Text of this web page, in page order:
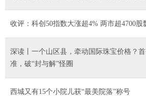
收评：科创50指数大涨超4% 两市超4700股
深读丨一个山区县，牵动国际珠宝价格？
准，破“封与解”怪圈
西城又有15个小院儿获“最美院落”称号